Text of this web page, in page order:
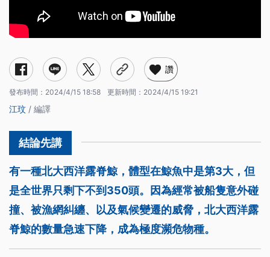
讚
發布時間： 2024/4/15 18:58 更新時間： 2024/4/15 19:21
江玟 / 編譯
有一種北大西洋露脊鯨，體型在鯨魚中是第3大，但
是全世界只剩下不到350頭。因為經常被船隻意外碰
撞、被漁網糾纏、以及氣候變遷的威脅，北大西洋露
脊鯨的數量急速下降，成為極度瀕危物種。